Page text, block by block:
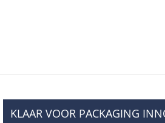
KLAAR VOOR PACKAGING